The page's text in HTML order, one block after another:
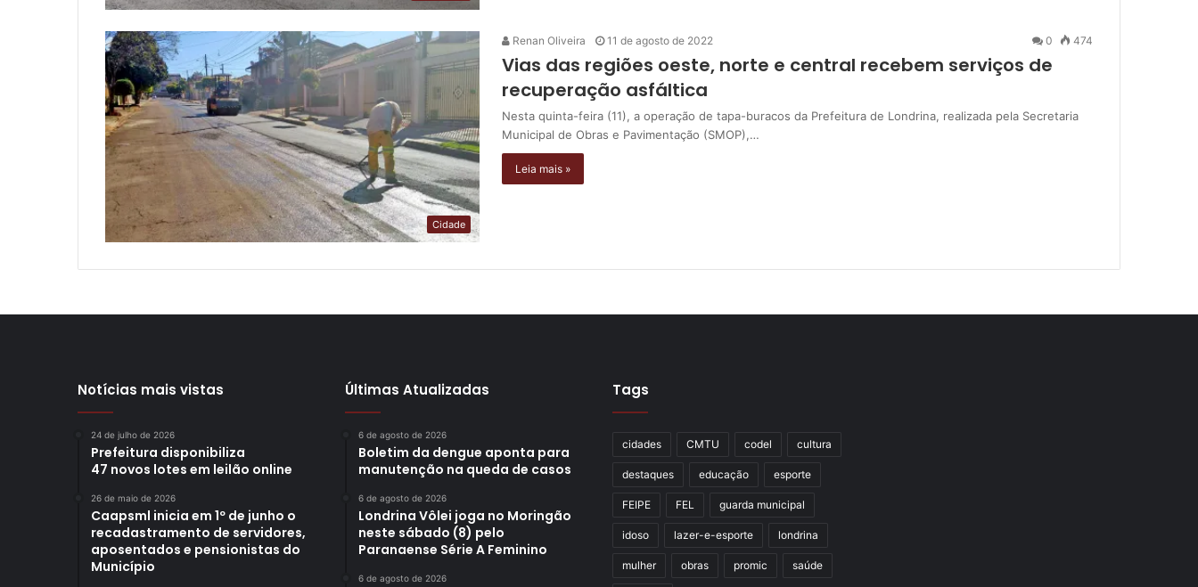
Cidade
Renan Oliveira 11 de agosto de 2022 0 474
Vias das regiões oeste, norte e central recebem serviços de
recuperação asfáltica
Nesta quinta-feira (11), a operação de tapa-buracos da Prefeitura de Londrina, realizada pela Secretaria
Municipal de Obras e Pavimentação (SMOP),…
Leia mais »
Notícias mais vistas
24 de julho de 2026
Prefeitura disponibiliza
47 novos lotes em leilão online
26 de maio de 2026
Caapsml inicia em 1º de junho o
recadastramento de servidores,
aposentados e pensionistas do
Município
Últimas Atualizadas
6 de agosto de 2026
Boletim da dengue aponta para
manutenção na queda de casos
6 de agosto de 2026
Londrina Vôlei joga no Moringão
neste sábado (8) pelo
Paranaense Série A Feminino
6 de agosto de 2026
Tags
cidades CMTU codel cultura
destaques educação esporte
FEIPE FEL guarda municipal
idoso lazer-e-esporte londrina
mulher obras promic saúde